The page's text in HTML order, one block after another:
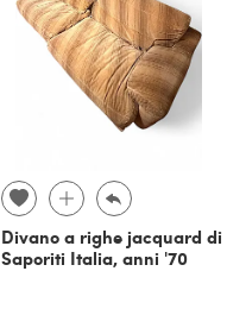
Divano a righe jacquard di
Saporiti Italia, anni '70